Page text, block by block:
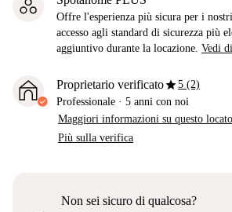
Offre l'esperienza più sicura per i
accesso agli standard di sicurezza più
aggiuntivo durante la locazione. Vedi
Proprietario verificatostar5 (2)
Professionale · 5 anni con noi
Maggiori informazioni su questo
Più sulla verifica
Non sei sicuro di qualcosa?